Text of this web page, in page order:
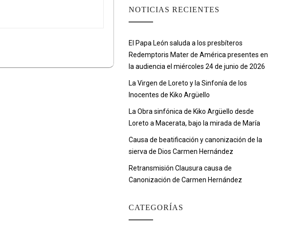
NOTICIAS RECIENTES
El Papa León saluda a los presbíteros
Redemptoris Mater de América presentes en
la audiencia el miércoles 24 de junio de 2026
La Virgen de Loreto y la Sinfonía de los
Inocentes de Kiko Argüello
La Obra sinfónica de Kiko Argüello desde
Loreto a Macerata, bajo la mirada de María
Causa de beatificación y canonización de la
sierva de Dios Carmen Hernández
Retransmisión Clausura causa de
Canonización de Carmen Hernández
CATEGORÍAS